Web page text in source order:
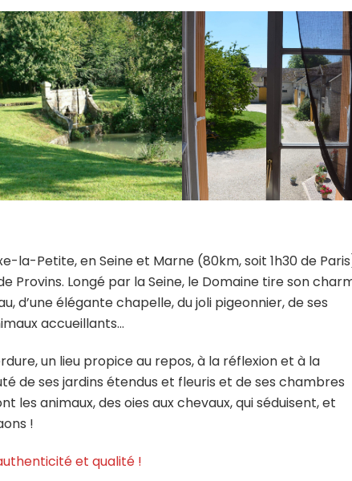
la-Petite, en Seine et Marne (80km, soit 1h30 de
Provins. Longé par la Seine, le Domaine tire son
d’une élégante chapelle, du joli pigeonnier, de ses
accueillants…
un lieu propice au repos, à la réflexion et à la
de ses jardins étendus et fleuris et de ses chambres
les animaux, des oies aux chevaux, qui séduisent, et
!
et qualité !